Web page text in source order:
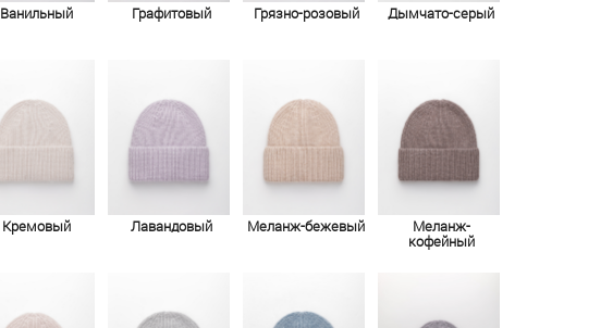
Ванильный Графитовый Грязно-розовый Дымчато-серый
Кремовый Лавандовый Меланж-бежевый Меланж-
кофейный